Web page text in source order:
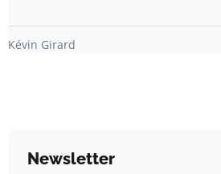
Kévin Girard
Newsletter